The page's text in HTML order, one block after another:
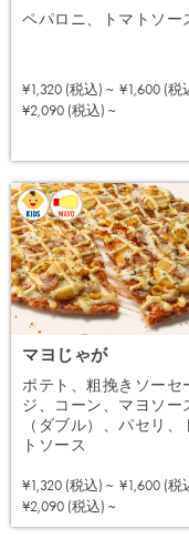
ペパロニ、トマトソー
¥1,320 (税込) ~ ¥1,600 (税
¥2,090 (税込) ~
マヨじゃが
ポテト、粗挽きソーセ
ジ、コーン、マヨソー
（ダブル）、パセリ、
トソース
¥1,320 (税込) ~ ¥1,600 (税
¥2,090 (税込) ~